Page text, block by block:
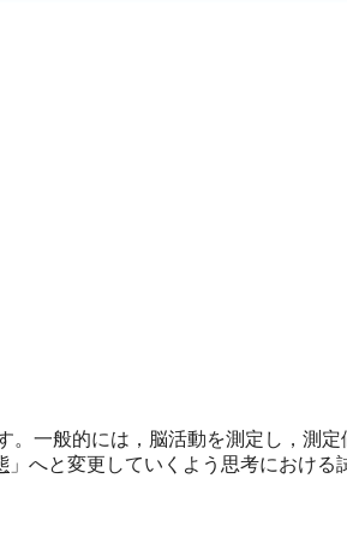
。一般的には，脳活動を測定し，測定
」へと変更していくよう思考における